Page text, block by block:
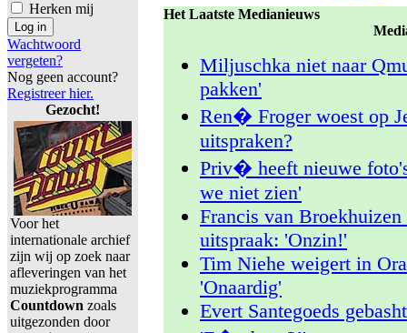
Herken mij
Wachtwoord
vergeten?
Nog geen account?
Registreer hier.
Gezocht!
Voor het
internationale archief
zijn wij op zoek naar
afleveringen van het
muziekprogramma
Countdown zoals
uitgezonden door
Het Laatste Medianieuws
Miljuschka niet naar
pakken'
Ren� Froger woest op
uitspraken?
Priv� heeft nieuwe
we niet zien'
Francis van
uitspraak: 'Onzin!'
Tim Niehe weigert in
'Onaardig'
Evert Santegoeds